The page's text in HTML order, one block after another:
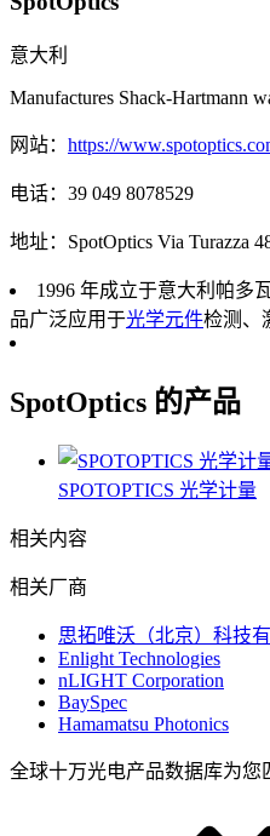
意大利
Manufactures Shack-Hartmann
网站： https://
电话： 39 049 8078529
地址： SpotOptics Via Turazza
1996 年成立于意大利帕多
品广泛应用于光学元件检测、
SpotOptics 的产品
SPOTOPTICS 光学计量
相关内容
相关厂商
思拓唯沃（北京）科技
Enlight Technologies
nLIGHT Corporation
BaySpec
Hamamatsu Photonics
全球十万光电产品数据库为您